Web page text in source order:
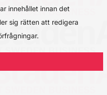
innehållet innan det
sig rätten att redigera